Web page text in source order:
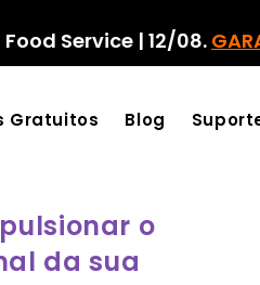
Service | 12/08.
Gratuitos Blog
o
da sua